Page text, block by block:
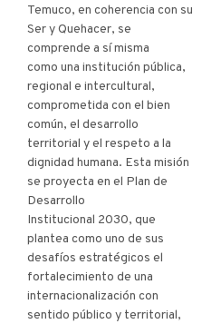
Temuco, en coherencia con su
Ser y Quehacer, se
comprende a sí misma
como una institución pública,
regional e intercultural,
comprometida con el bien
común, el desarrollo
territorial y el respeto a la
dignidad humana. Esta misión
se proyecta en el Plan de
Desarrollo
Institucional 2030, que
plantea como uno de sus
desafíos estratégicos el
fortalecimiento de una
internacionalización con
sentido público y territorial,